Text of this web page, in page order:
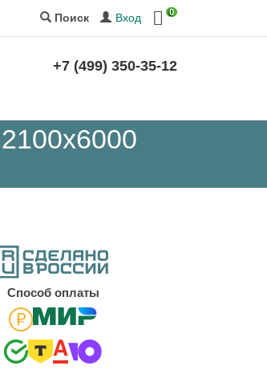
Поиск Вход 0
+7 (499) 350-35-12
Cпособ оплаты